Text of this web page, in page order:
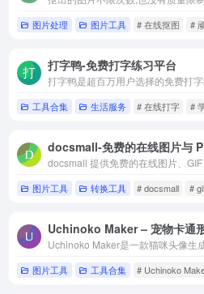
图片处理 图片工具 # 在线抠图 #
打字鸭-免费打字练习平台
工具合集 生活服务 # 在线打字 #
docsmall-免费的在线图片与
图片工具 转换工具 # docsmall #
Uchinoko Maker – 宠物卡通
图片工具 工具合集 # Uchinoko